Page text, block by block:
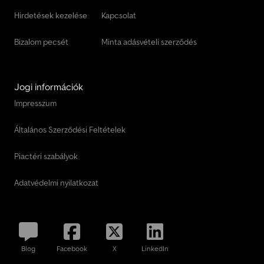
további információk a honlapunkon. Cedju Nnf Sjpfx Adysrf
Hirdetések kezelése
Bizalom pecsét
Kapcsolat
Minta adásvételi szerződés
Jogi információk
Impresszum
Általános Szerződési Feltételek
Piactéri szabályok
Adatvédelmi nyilatkozat
Blog Facebook X LinkedIn